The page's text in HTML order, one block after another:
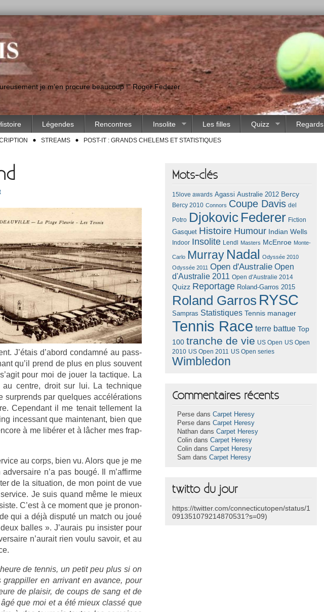
je m'en procure beaucoup !" Roger Federer
Légendes Rencontres Insolite Les filles Quizz Regards
STREAMS POST-IT : GRANDS CHELEMS ET STATISTIQUES
J’étais d’abord con­damné au pass­
qu’il prend de plus en plus souvent
pour moi de jouer la tac­tique. La
centre, droit sur lui. La tech­nique
sur­prends par quel­ques accéléra­tions
Cepen­dant il me tenait tel­le­ment la
in­ces­sant que main­tenant, bien que
à me libérer et à lâcher mes frap­
au corps, bien vu. Alors que je me
n’a pas bougé. Il m’af­firme
de la situa­tion, de mon point de vue
Je suis quand même le mieux
C’est à ce mo­ment que je pro­non­
qui a déjà dis­puté un match ou joué
bal­les ». J’aurais pu in­sist­er pour
n’aurait rien voulu savoir, et au
de ten­nis, un petit peu plus si on
en ar­rivant en avan­ce, pour
de plaisir, de coups de sang et de
que moi et a été mieux classé que
Mots-clés
15love awards Agassi Australie 2012 Bercy
Bercy 2010 Connors Coupe Davis del
Potro Djokovic Federer Fiction
Gasquet Histoire Humour Indian Wells
Indoor Insolite Lendl Masters McEnroe Monte-
Carlo Murray Nadal
Odyssée 2010
Odyssée 2011 Open d'Australie Open
d'Australie 2011 Open d'Australie 2014
Quizz Reportage Roland-Garros 2015
Roland Garros RYSC
Sampras Statistiques Tennis manager
Tennis Race terre battue Top
100 tranche de vie US Open US Open
2010 US Open 2011 US Open series
Wimbledon
Commentaires récents
Perse dansCarpet Heresy
Perse dansCarpet Heresy
Nathan dansCarpet Heresy
Colin dansCarpet Heresy
Colin dansCarpet Heresy
Sam dansCarpet Heresy
twitto du jour
https://twitter.com/connecticutopen/status/1
091351079214870531?s=09)